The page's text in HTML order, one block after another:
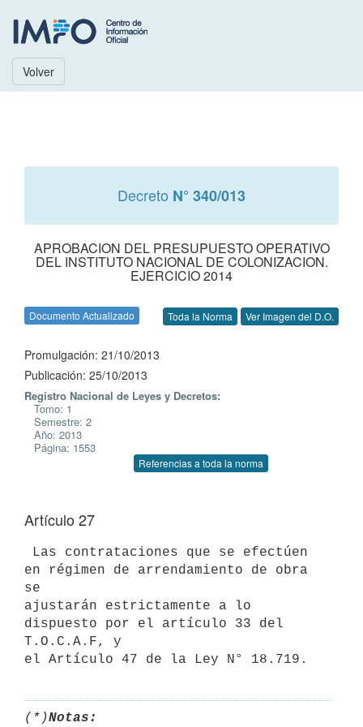
Volver
Decreto N° 340/013
APROBACION DEL PRESUPUESTO OPERATIVO
DEL INSTITUTO NACIONAL DE COLONIZACION.
EJERCICIO 2014
Documento Actualizado Toda la Norma Ver Imagen del D.O.
Promulgación: 21/10/2013
Publicación: 25/10/2013
Registro Nacional de Leyes y Decretos:
Tomo: 1
Semestre: 2
Año: 2013
Página: 1553
Referencias a toda la norma
Artículo 27
en régimen de arrendamiento de obra
se
ajustarán estrictamente a lo
dispuesto por el artículo 33 del
T.O.C.A.F, y
(*)Notas: